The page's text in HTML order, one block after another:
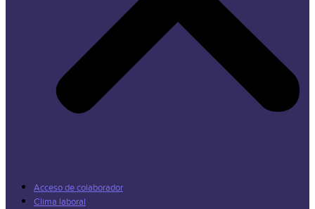
Acceso de colaborador
Clima laboral